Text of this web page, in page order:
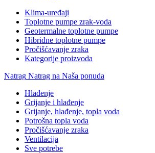
Klima-uređaji
Toplotne pumpe zrak-voda
Geotermalne toplotne pumpe
Hibridne toplotne pumpe
Pročišćavanje zraka
Kategorije proizvoda
Natrag Natrag na Naša ponuda
Hlađenje
Grijanje i hlađenje
Grijanje, hlađenje, topla voda
Potrošna topla voda
Pročišćavanje zraka
Ventilacija
Sve potrebe